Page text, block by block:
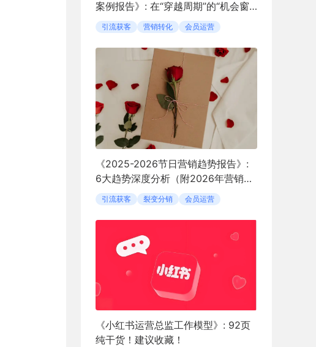
案例报告》: 在“穿越周期”的“机会窗
口”中定义新消费
引流获客 营销转化 会员运营
《2025-2026节日营销趋势报告》:
6大趋势深度分析（附2026年营销日
历）
引流获客 裂变分销 会员运营
《小红书运营总监工作模型》: 92页
纯干货！建议收藏！